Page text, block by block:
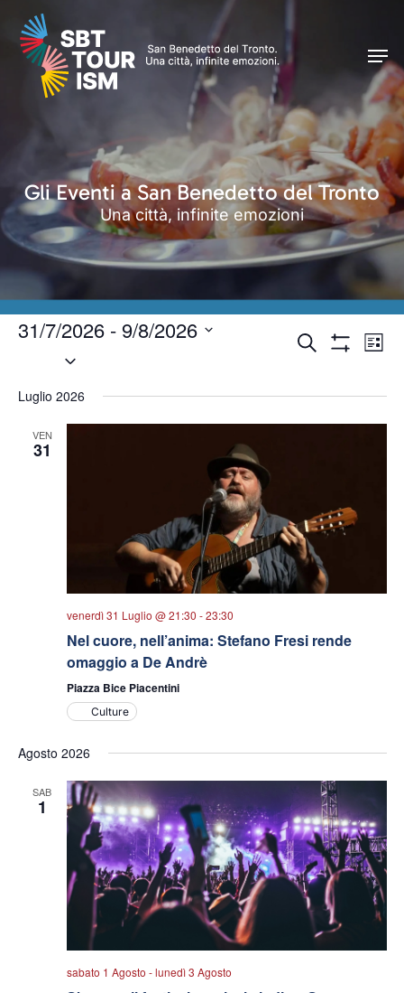
Skip
main
content
Gli Eventi a San Benedetto del Tronto
Una città, infinite emozioni
Eventi
e
viste
Cerca Lista
31/7/2026 - 9/8/2026
Seleziona
data.
Luglio 2026
VEN
31
venerdì 31 Luglio @ 21:30 -23:30
Nel cuore, nell’anima: Stefano Fresi rende
omaggio a De Andrè
Piazza Bice Piacentini
Culture
Agosto 2026
SAB
1
sabato 1 Agosto -lunedì 3 Agosto